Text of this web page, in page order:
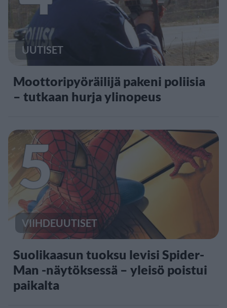
UUTISET
Moottoripyöräilijä pakeni poliisia
– tutkaan hurja ylinopeus
5
VIIHDEUUTISET
Suolikaasun tuoksu levisi Spider-
Man -näytöksessä – yleisö poistui
paikalta